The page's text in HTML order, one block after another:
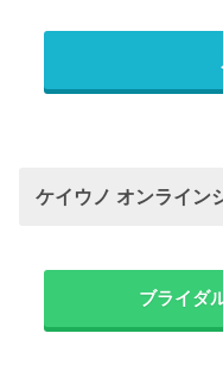
ケイウノ オンライン
ブライダ